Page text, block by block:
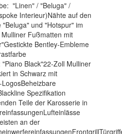
"Linen" / "Beluga" /
Interieur)Nähte auf den
und "Hotspur" im
Fußmatten mit
Bentley-Embleme
Black"22-Zoll Mulliner
in Schwarz mit
Spezifikation
Teile der Karosserie in
an der